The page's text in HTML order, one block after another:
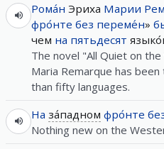
Рома́н Эриха Марии
фро́нте без переме́н»
чем на пятьдесят
The novel "All Quiet on
Maria Remarque has
than fifty languages.
На за́падном фро́нте
Nothing new on the